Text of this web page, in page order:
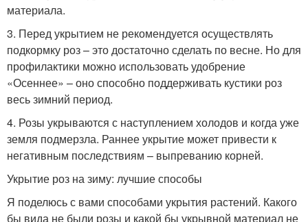
материала.
3. Перед укрытием не рекомендуется осуществлять
подкормку роз – это достаточно сделать по весне. Но для
профилактики можно использовать удобрение
«Осеннее» – оно способно поддерживать кустики роз
весь зимний период.
4. Розы укрываются с наступлением холодов и когда уже
земля подмерзла. Раннее укрытие может привести к
негативным последствиям – выпреванию корней.
Укрытие роз на зиму: лучшие способы
Я поделюсь с вами способами укрытия растений. Какого
бы вида не были розы и какой бы укрывной материал не